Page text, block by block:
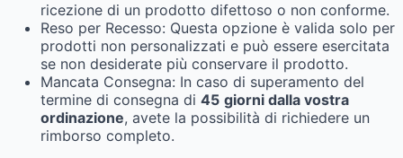
ricezione di un prodotto difettoso o non conforme.
Reso per Recesso: Questa opzione è valida solo per
prodotti non personalizzati e può essere esercitata
se non desiderate più conservare il prodotto.
Mancata Consegna: In caso di superamento del
termine di consegna di 45 giorni dalla vostra
ordinazione, avete la possibilità di richiedere un
rimborso completo.